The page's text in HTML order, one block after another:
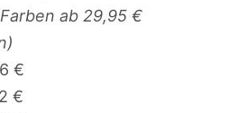
ab 29,95 €
€
€